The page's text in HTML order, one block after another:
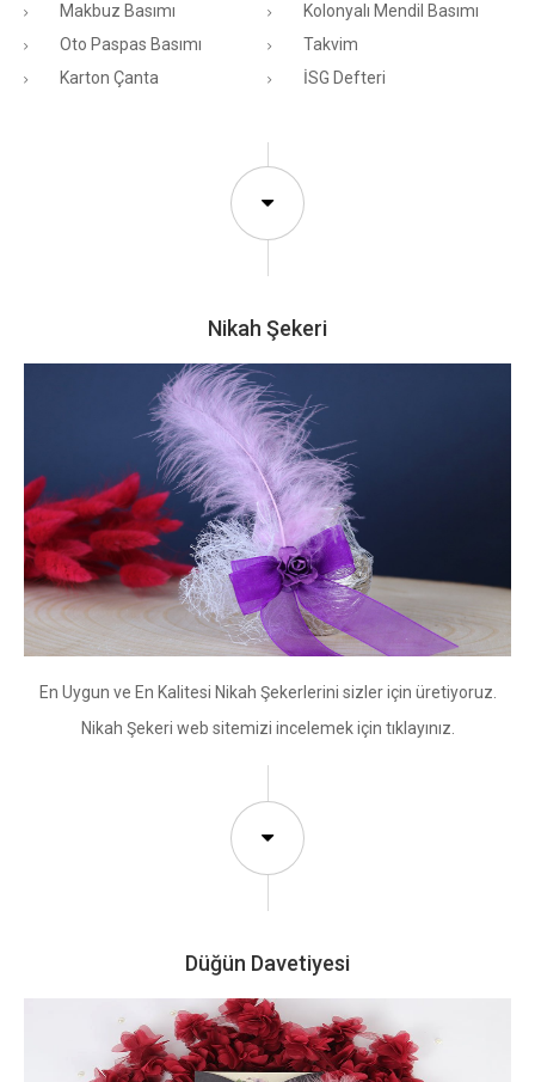
Makbuz Basımı
Kolonyalı Mendil Basımı
Oto Paspas Basımı
Takvim
Karton Çanta
İSG Defteri
Nikah Şekeri
En Uygun ve En Kalitesi Nikah Şekerlerini sizler için üretiyoruz.
Nikah Şekeri web sitemizi incelemek için tıklayınız.
Düğün Davetiyesi